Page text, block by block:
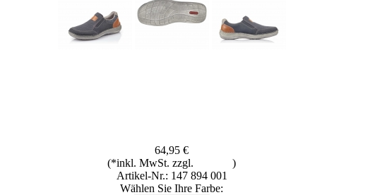
64,95 €
(*inkl. MwSt. zzgl.
)
Artikel-Nr.: 147 894 001
Wählen Sie Ihre Farbe: